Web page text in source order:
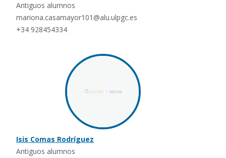
Antiguos alumnos
mariona.casamayor101@alu.ulpgc.es
+34 928454334
Isis Comas Rodríguez
Antiguos alumnos